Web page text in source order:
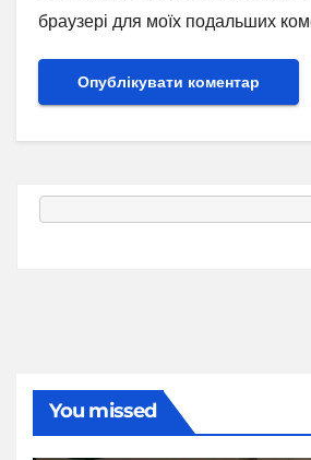
браузері для моїх подальших
You missed